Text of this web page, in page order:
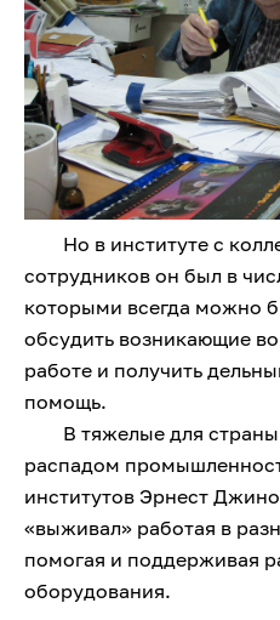
Но в институте с
сотрудников он был в
которыми всегда можно
обсудить возникающие
работе и получить
помощь.
В тяжелые для
распадом
институтов Эрнест
«выживал» работая в
помогая и поддерживая
оборудования.